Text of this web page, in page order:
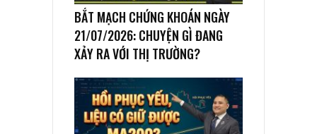
BẮT MẠCH CHỨNG KHOÁN NGÀY
21/07/2026: CHUYỆN GÌ ĐANG
XẢY RA VỚI THỊ TRƯỜNG?